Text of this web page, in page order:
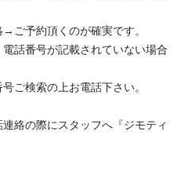
ご予約頂くのが確実です。
話番号が記載されていない場合
ご検索の上お電話下さい。
絡の際にスタッフへ『ジモティ